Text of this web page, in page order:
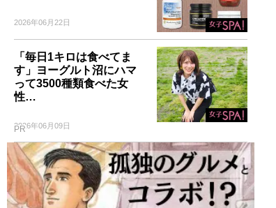
2026年06月22日
「毎日1キロは食べてま
す」ヨーグルト沼にハマ
って3500種類食べた女
性…
2026年06月09日
PR